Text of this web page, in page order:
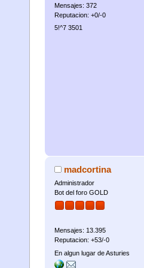
Mensajes: 372
Reputacion: +0/-0
5!^7 3501
madcortina
Administrador
Bot del foro GOLD
Mensajes: 13.395
Reputacion: +53/-0
En algun lugar de Asturies